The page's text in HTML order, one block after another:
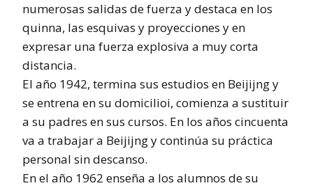
numerosas salidas de fuerza y destaca en los
quinna, las esquivas y proyecciones y en
expresar una fuerza explosiva a muy corta
distancia.
El año 1942, termina sus estudios en Beijijng y
se entrena en su domicilioi, comienza a sustituir
a su padres en sus cursos. En los años cincuenta
va a trabajar a Beijijng y continúa su práctica
personal sin descanso.
En el año 1962 enseña a los alumnos de su